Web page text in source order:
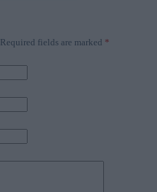
Required fields are marked *